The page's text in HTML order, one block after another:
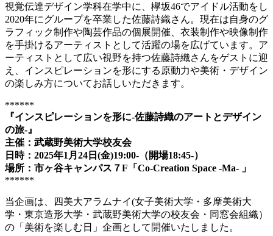
視覚伝達デザイン学科在学中に、欅坂46でアイドル活動をし
2020年にグループを卒業した佐藤詩織さん。現在は自身のグ
ラフィック制作や陶芸作品の個展開催、衣装制作や映像制作
を手掛けるアーティストとして活躍の場を広げています。ア
ーティストとして広い視野を持つ佐藤詩織さんをゲストに迎
え、インスピレーションを形にする原動力や美術・デザイン
の楽しみ方についてお話しいただきます。
******
『インスピレーションを形に-佐藤詩織のアートとデザイン
の旅-』
主催：武蔵野美術大学校友会
日時：2025年1月24日(金)19:00-（開場18:45-）
場所：市ヶ谷キャンパス７F「Co-Creation Space -Ma- 」
******
当企画は、四美大アラムナイ(女子美術大学・多摩美術大
学・東京造形大学・武蔵野美術大学の校友会・同窓会組織）
の「美術を楽しむ日」企画として開催いたしました。